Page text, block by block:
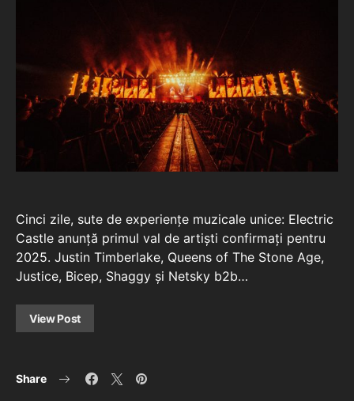
Cinci zile, sute de experiențe muzicale unice: Electric
Castle anunță primul val de artiști confirmați pentru
2025. Justin Timberlake, Queens of The Stone Age,
Justice, Bicep, Shaggy și Netsky b2b…
View Post
Share